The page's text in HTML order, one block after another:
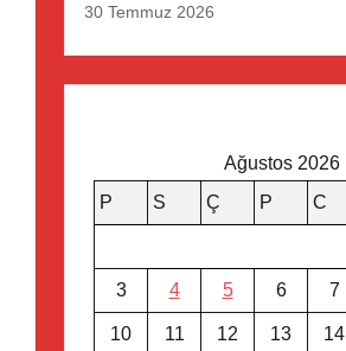
30 Temmuz 2026
Ağustos 2026
P
S Ç P C
3 4 5 6 7
10 11 12 13 14